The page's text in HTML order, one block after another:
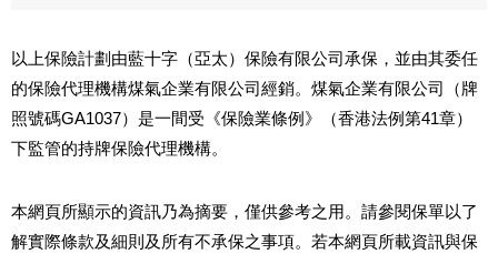
以上保險計劃由藍十字（亞太）保險有限公司承保，並由其委任
的保險代理機構煤氣企業有限公司經銷。煤氣企業有限公司（牌
照號碼GA1037）是一間受《保險業條例》（香港法例第41章）
下監管的持牌保險代理機構。
本網頁所顯示的資訊乃為摘要，僅供參考之用。請參閱保單以了
解實際條款及細則及所有不承保之事項。若本網頁所載資訊與保